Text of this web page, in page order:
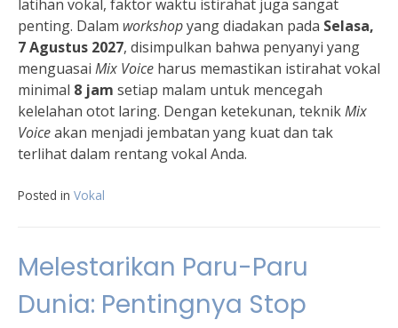
latihan vokal, faktor waktu istirahat juga sangat
penting. Dalam workshopyang diadakan pada Selasa,
7 Agustus 2027, disimpulkan bahwa penyanyi yang
menguasai Mix Voice harus memastikan istirahat vokal
minimal 8 jam setiap malam untuk mencegah
kelelahan otot laring. Dengan ketekunan, teknikMix
Voiceakan menjadi jembatan yang kuat dan tak
terlihat dalam rentang vokal Anda.
Posted in Vokal
Melestarikan Paru-Paru
Dunia: Pentingnya Stop